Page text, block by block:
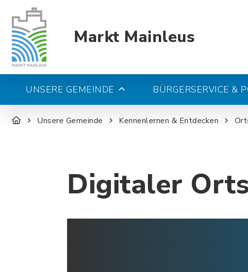
Markt Mainleus
UNSERE GEMEINDE BÜRGERSERVICE &
Unsere Gemeinde Kennenlernen & Entdecken
Digitaler